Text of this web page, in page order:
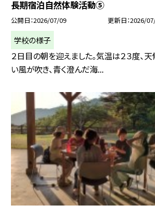
長期宿泊自然体験活動⑤
公開日 2026/07/09 更新日 2026/
学校の様子
２日目の朝を迎えました。気温は２３度、
い風が吹き、青く澄んだ海...